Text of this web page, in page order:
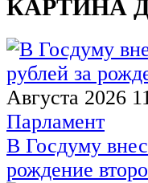
КАРТИНА
Августа 2026
Парламент
В Госдуму
рождение